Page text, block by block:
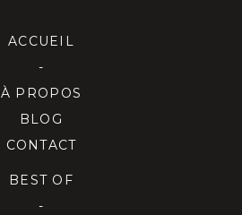
ACCUEIL
-
À PROPOS
BLOG
CONTACT
BEST OF
-